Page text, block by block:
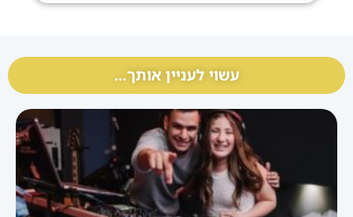
עשוי לעניין אותך…